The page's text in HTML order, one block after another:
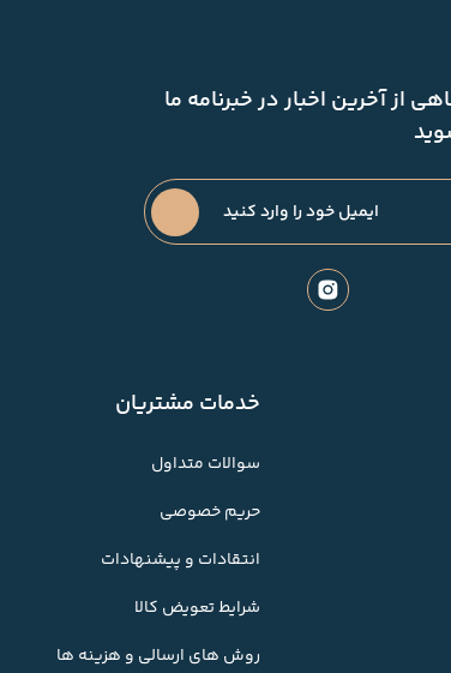
از آخرین اخبار در خبرنامه ما
خدمات مشتریان
سوالات متداول
حریم خصوصی
انتقادات و پیشنهادات
شرایط تعویض کالا
روش های ارسالی و هزینه ها